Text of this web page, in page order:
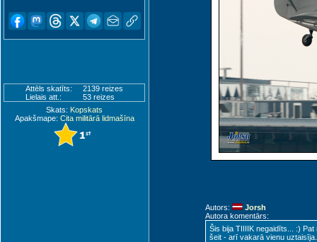
Attēls skatīts:
2139 reizes
Lielais att.:
53 reizes
Skats: Kopskats
Apakšmape: Cita militārā lidmašīna
Autors:
Jorsh
Autora komentārs:
Šis bija TIIIIK negaidīts... :)
šeit - arī vakarā vienu